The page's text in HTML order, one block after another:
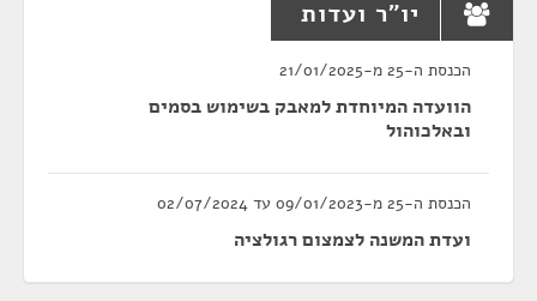
יו"ר ועדות
הכנסת ה-25 מ-21/01/2025
הוועדה המיוחדת למאבק בשימוש בסמים
ובאלכוהול
הכנסת ה-25 מ-09/01/2023 עד 02/07/2024
ועדת המשנה לצמצום רגולציה